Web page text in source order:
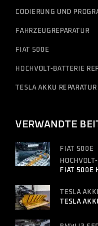
CODIERUNG UND
FAHRZEUGREPARATUR
FIAT 500E
HOCHVOLT-BATTERIE
TESLA AKKU REPARATUR
VERWANDTE
FIAT 500E
FIAT 500E
TESLA
TESLA